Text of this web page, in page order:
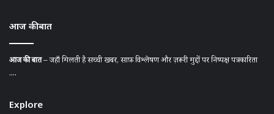
आज की बात
आज की बात– जहाँ मिलती है सच्ची खबर, साफ़ विश्लेषण और ज़रूरी मुद्दों पर निष्पक्ष पत्रकारिता
....
Explore